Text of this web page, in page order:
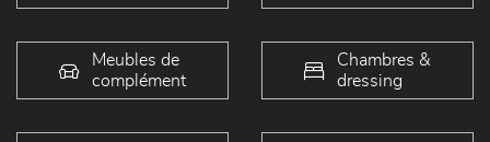
Meubles de
complément
Chambres &
dressing